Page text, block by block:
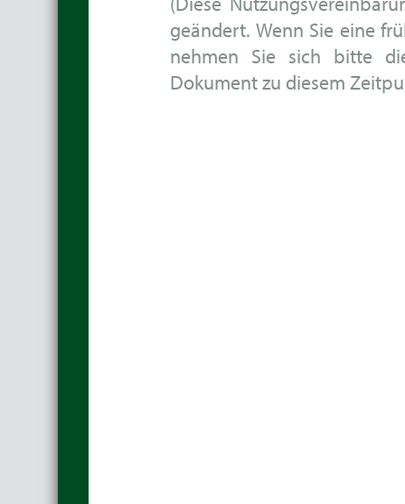
geändert. Wenn Sie eine
nehmen Sie sich bitte
Dokument zu diesem